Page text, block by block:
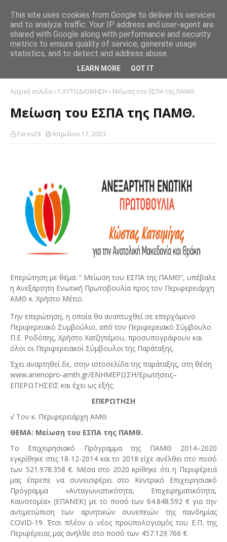
Αρχική σελίδα Τ.ΑΥΤΟΔΙΟΙΚΗΣΗ Μείωση του ΕΣΠΑ της ΠΑΜΘ.
Μείωση του ΕΣΠΑ της ΠΑΜΘ.
Faros24 Απριλίου 17, 2023
Επερώτηση με θέμα: “ Μείωση του ΕΣΠΑ της ΠΑΜΘ”, υπέβαλε
η Ανεξάρτητη Ενωτική Πρωτοβουλία προς τον Περιφερειάρχη
ΑΜΘ κ. Χρήστο Μέτιο.
Την επερώτηση, η οποία θα αναπτυχθεί σε επερχόμενο
Περιφερειακό Συμβούλιο, από τον Περιφερειακό Σύμβουλο
Π.Ε. Ροδόπης, Χρήστο Χατζηπέμου, προσυπογράφουν και
όλοι οι Περιφερειακοί Σύμβουλοι της Παράταξης.
Έχει αναρτηθεί δε, στην ιστοσελίδα της παράταξης, στη θέση
www.anenopro-amth.gr/ΕΝΗΜΕΡΩΣΗ/Ερωτήσεις–
ΕΠΕΡΩΤΗΣΕΙΣ και έχει ως εξής:
ΕΠΕΡΩΤΗΣΗ
√ Τον κ. Περιφερειάρχη ΑΜΘ
ΘΕΜΑ: Μείωση του ΕΣΠΑ της ΠΑΜΘ.
Το Επιχειρησιακό Πρόγραμμα της ΠΑΜΘ 2014–2020
εγκρίθηκε στις 18-12-2014 και το 2018 είχε ανέλθει στο ποσό
των 521.978.358 €. Μέσα στο 2020 κρίθηκε ότι η Περιφέρειά
μας έπρεπε να συνεισφέρει στο Κεντρικό Επιχειρησιακό
Πρόγραμμα «Ανταγωνιστικότητα, Επιχειρηματικότητα,
Καινοτομία» (ΕΠΑΝΕΚ) με το ποσό των 64.848.592 € για την
αντιμετώπιση των αρνητικών συνεπειών της πανδημίας
COVID-19. Έτσι πλέον ο νέος προϋπολογισμός του Ε.Π. της
Περιφέρειας μας ανήλθε στο ποσό των 457.129.766 €.
This site uses cookies from Google to deliver its services
and to analyze traffic. Your IP address and user-agent are
shared with Google along with performance and security
metrics to ensure quality of service, generate usage
statistics, and to detect and address abuse.
LEARN MORE GOT IT